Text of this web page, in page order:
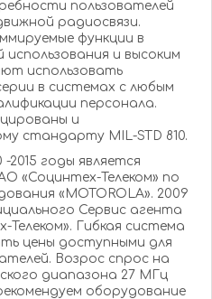
пользователей
функции в
и высоким
в системах с любым
и
стандарту MIL-STD 810.
«Социнтех-Телеком» по
«MOTOROLA». 2009
Гибкая система
цены доступными для
диапазона 27 МГц
оборудование